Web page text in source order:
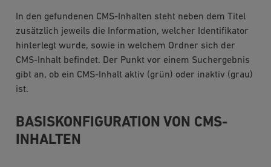
In den gefundenen CMS-Inhalten steht neben dem Titel
zusätzlich jeweils die Information, welcher Identifikator
hinterlegt wurde, sowie in welchem Ordner sich der
CMS-Inhalt befindet. Der Punkt vor einem Suchergebnis
gibt an, ob ein CMS-Inhalt aktiv (grün) oder inaktiv (grau)
ist.
BASISKONFIGURATION VON CMS-
INHALTEN